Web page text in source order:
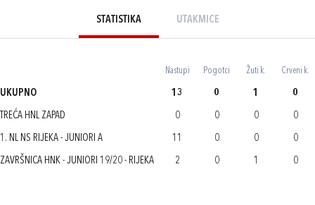
STATISTIKA UTAKMICE
Nastupi Pogotci Žuti k. Crveni k.
UKUPNO 13 0 1 0
TREĆA HNL ZAPAD 0 0 0 0
1. NL NS RIJEKA - JUNIORI A 11 0 0 0
ZAVRŠNICA HNK - JUNIORI 19/20 - RIJEKA 2 0 1 0